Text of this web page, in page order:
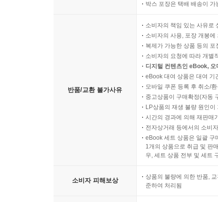
박스 포장은 택배 배송이
반품/교환 불가사유
소비자의 책임 있는 사유로
소비자의 사용, 포장 개봉
복제가 가능한 상품 등의
소비자의 요청에 따라 개별
디지털 컨텐츠인 eBook,
eBook 대여 상품은 대여 기
모바일 쿠폰 등록 후 취소/
중고상품이 구매확정(자동
LP상품의 재생 불량 원인
시간의 경과에 의해 재판매
전자상거래 등에서의 소비
eBook 세트 상품은 일괄 구
1개의 상품으로 취급 및 판
우, 세트 상품 전부 및 세트
소비자 피해보상
상품의 불량에 의한 반품,
준하여 처리됨